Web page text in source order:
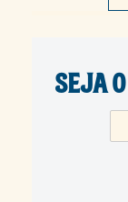
SEJA